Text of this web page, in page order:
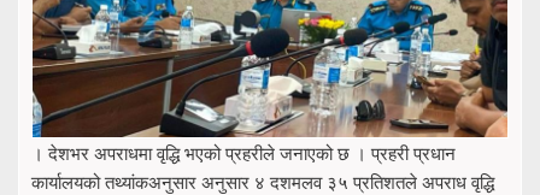
। देशभर अपराधमा वृद्धि भएको प्रहरीले जनाएको छ । प्रहरी प्रधान
कार्यालयको तथ्यांकअनुसार अनुसार ४ दशमलव ३५ प्रतिशतले अपराध वृद्धि